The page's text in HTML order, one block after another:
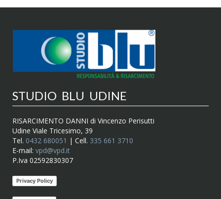
STUDIO BLU UDINE
RISARCIMENTO DANNI di Vincenzo Perisutti
Udine Viale Tricesimo, 39
Tel. 0432 680051 | Cell. 335 661 3710
E-mail: vpd@vpd.it
P.Iva 02592830307
Privacy Policy